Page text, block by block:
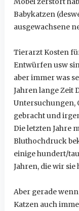
Babykatzen
ausgewachsene
Tierarzt Kosten
Entwürfen usw
aber immer was
Jahren lange Zeit
Untersuchungen,
gebracht und
Die letzten Jahre
Bluthochdruck
einige hundert/
Jahren, die wir sie
Aber gerade
Katzen auch